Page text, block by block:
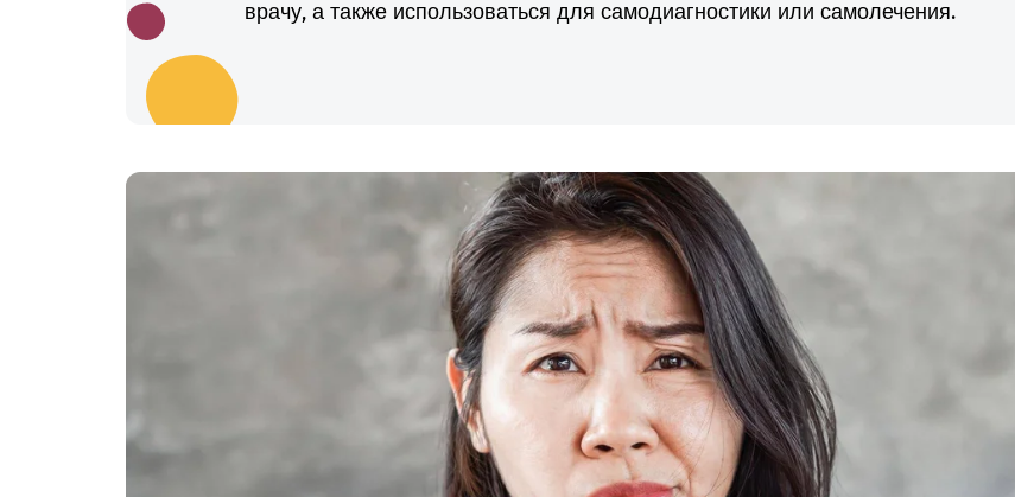
врачу, а также использоваться для самодиагностики или самолечения.